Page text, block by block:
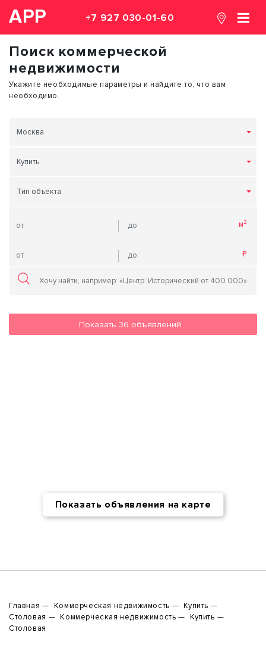
АРР +7 927 030-01-60
Поиск коммерческой
недвижимости
Укажите необходимые параметры и найдите то, что вам
необходимо.
Москва
Купить
Тип объекта
Показать 36 объявлений
Показать объявления на карте
Главная Коммерческая недвижимость
Купить
Столовая
Коммерческая недвижимость
Купить
Столовая